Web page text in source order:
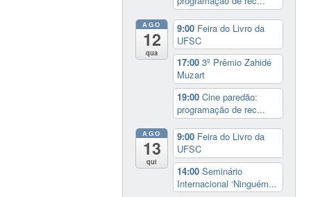
AGO
12
qua
9:00 Feira do Livro da
UFSC
17:003º Prêmio Zahidé
Muzart
19:00Cine paredão:
programação de rec...
AGO
13
qui
9:00 Feira do Livro da
UFSC
14:00Seminário
Internacional ‘Ninguém...